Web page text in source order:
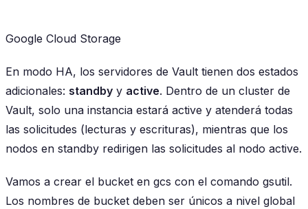
Google Cloud Storage
En modo HA, los servidores de Vault tienen dos estados
adicionales: standby y active. Dentro de un cluster de
Vault, solo una instancia estará active y atenderá todas
las solicitudes (lecturas y escrituras), mientras que los
nodos en standby redirigen las solicitudes al nodo active.
Vamos a crear el bucket en gcs con el comando gsutil.
Los nombres de bucket deben ser únicos a nivel global